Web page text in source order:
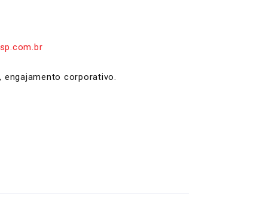
engajamento corporativo.